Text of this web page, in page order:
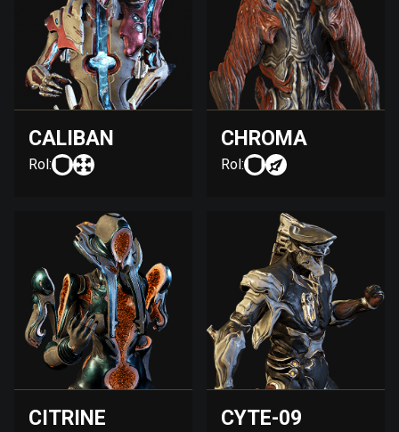
CALIBAN
Rol:
CHROMA
Rol:
CITRINE CYTE-09